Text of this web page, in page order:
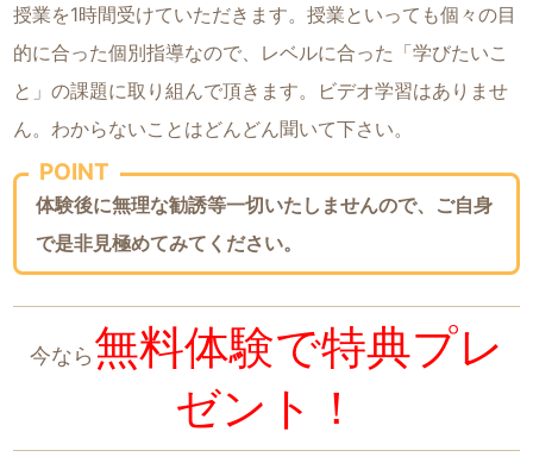
授業を1時間受けていただきます。授業といっても個々の目
的に合った個別指導なので、レベルに合った「学びたいこ
と」の課題に取り組んで頂きます。ビデオ学習はありませ
ん。わからないことはどんどん聞いて下さい。
POINT
体験後に無理な勧誘等一切いたしませんので、ご自身
で是非見極めてみてください。
今なら無料体験で特典プレ
ゼント！